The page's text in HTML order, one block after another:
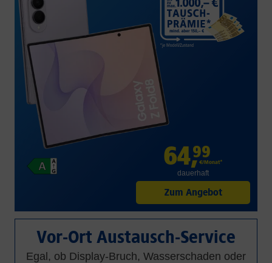
64,99
€/Monat*
dauerhaft
Zum Angebot
Vor-Ort Austausch-Service
Egal, ob Display-Bruch, Wasserschaden oder